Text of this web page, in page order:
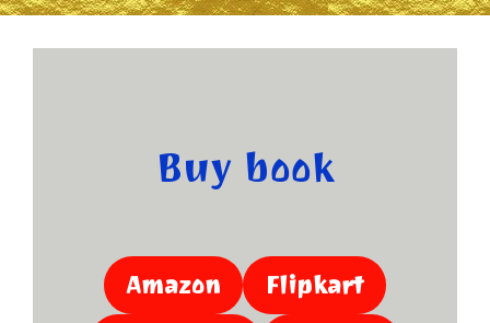
Buy book
Amazon
Flipkart